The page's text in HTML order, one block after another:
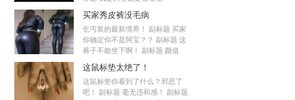
买家秀皮裤没毛病
乞丐装的最新境界！ 副标题 买家
你确定你不是阿宝？？ 副标题 这
裤子不敢坐下啊！ 副标题 颜值
这鼠标垫太绝了！
这鼠标垫你看到了什么？邪恶了
吧！ 副标题 毫无违和感！ 副标题